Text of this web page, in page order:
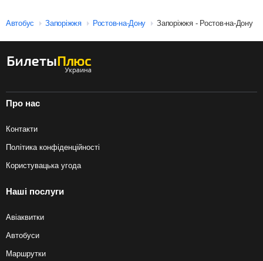
Автобус Запоріжжя Ростов-на-Дону Запоріжжя - Ростов-на-Дону
Про нас
Контакти
Політика конфіденційності
Користувацька угода
Наші послуги
Авіаквитки
Автобуси
Маршрутки